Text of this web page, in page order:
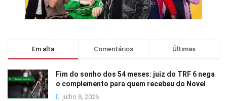
Em alta Comentários Últimas
Fim do sonho dos 54 meses: juiz do TRF 6 nega
o complemento para quem recebeu do Novel
julho 8, 2026